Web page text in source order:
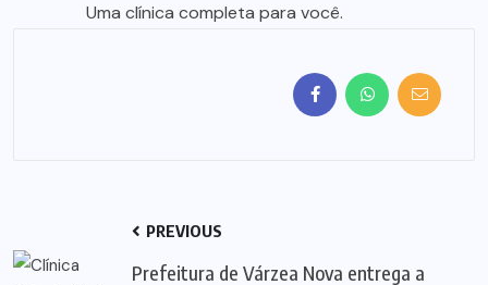
Uma clínica completa para você.
PREVIOUS
Prefeitura de Várzea Nova entrega a